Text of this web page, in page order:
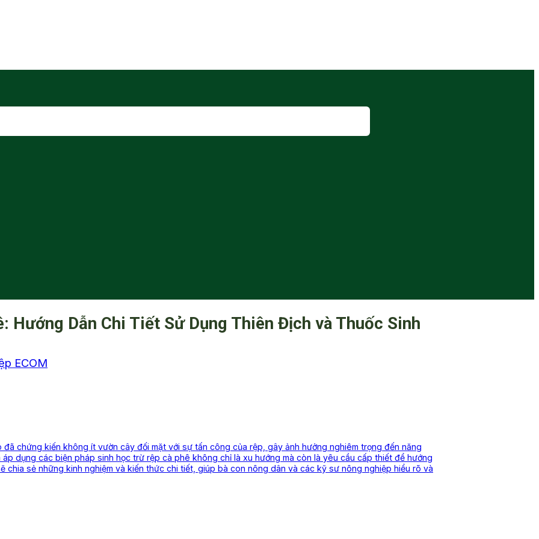
Hướng Dẫn Chi Tiết Sử Dụng Thiên Địch và Thuốc Sinh
ECOM
chứng kiến không ít vườn cây đối mặt với sự tấn công của rệp, gây ảnh hưởng nghiêm trọng đến năng
dụng các biện pháp sinh học trừ rệp cà phê không chỉ là xu hướng mà còn là yêu cầu cấp thiết để hướng
chia sẻ những kinh nghiệm và kiến thức chi tiết, giúp bà con nông dân và các kỹ sư nông nghiệp hiểu rõ và